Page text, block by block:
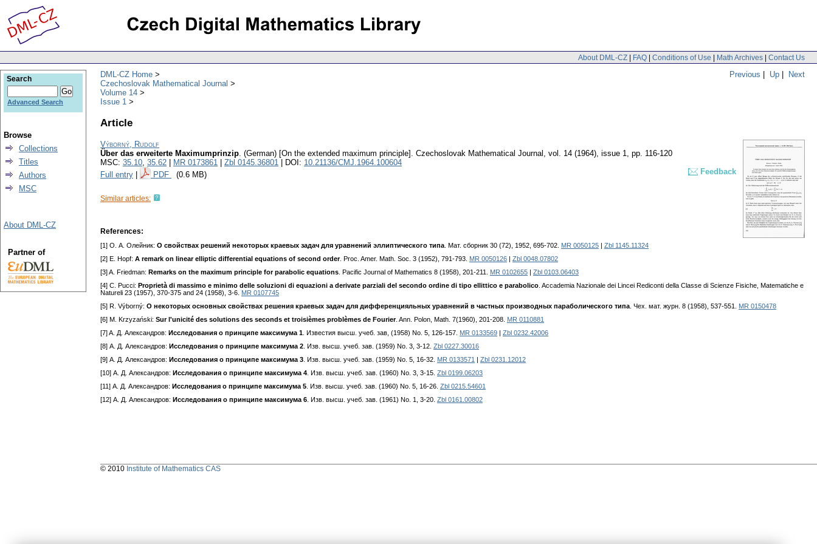
About DML-CZ | FAQ | Conditions of Use | Math Archives | Contact Us
Previous | Up | Next
DML-CZ Home
Czechoslovak Mathematical Journal
Volume 14
Issue 1
Article
Výborný, Rudolf
Über das erweiterte Maximumprinzip. (German) [On the extended maximum principle]. Czechoslovak Mathematical Journal , vol. 14 (1964), issue 1, pp. 116-120
MSC: 35.10, 35.62 MR 0173861 Zbl 0145.36801 | DOI: 10.21136/CMJ.1964.100604
Full entry
PDF (0.6 MB) Feedback
Similar articles:
References:
[1] О. A. Олейник: О свойствах решений некоторых краевых задач для уравнений эллиптического типа . Мат. сборник 30 (72), 1952, 695-702. MR 0050125
Zbl 1145.11324
[2] Е. Hopf: A remark on linear elliptic differential equations of second order. Proc. Amer. Math. Soc. 3 (1952), 791-793. MR 0050126
Zbl 0048.07802
[3] A. Friedman: Remarks on the maximum principle for parabolic equations . Pacific Journal of Mathematics 8 (1958), 201-211. MR 0102655
Zbl 0103.06403
[4] С. Pucci: Proprietà di massimo e minimo delle soluzioni di equazioni a derivate parziali del secondo ordine di tipo ellittico e parabolico . Accademia Nazionale dei Lincei Rediconti della Classe di Scienze Fisiche, Matematiche e
Natureli 23 (1957), 370-375 and 24 (1958), 3-6. MR 0107745
[5] R. Výborný: О некоторых основных свойствах решения краевых задач для дифференцияльных уравнений в частных производных параболического типа . Чех. мат. журн. 8 (1958), 537-551. MR 0150478
[6] М. Krzyzański: Sur l'unicité des solutions des seconds et troisièmes problèmes de Fourier. Ann. Polon, Math. 7(1960), 201-208. MR 0110881
[7] A. Д. Александров: Исследования о принципе максимума 1 . Известия высш. учеб. зав, (1958) No. 5, 126-157. MR 0133569
Zbl 0232.42006
[8] А. Д. Александров: Исследования о принципе максимума 2 . Изв. высш. учеб. зав. (1959) No. 3, 3-12. Zbl 0227.30016
[9] А. Д. Александров: Исследования о принципе максимума 3 . Изв. высш. учеб. зав. (1959) No. 5, 16-32. MR 0133571
Zbl 0231.12012
[10] А. Д. Александров: Исследования о принципе максимума 4 . Изв. высш. учеб. зав. (1960) No. 3, 3-15. Zbl 0199.06203
[11] А. Д. Александров: Исследования о принципе максимума 5 . Изв. высш. учеб. зав. (1960) No. 5, 16-26. Zbl 0215.54601
[12] А. Д. Александров: Исследования о принципе максимума 6 . Изв. высш. учеб. зав. (1961) No. 1, 3-20. Zbl 0161.00802
Search
Advanced Search
Browse
Collections
Titles
Authors
MSC
About DML-CZ
Partner of
© 2010 Institute of Mathematics CAS